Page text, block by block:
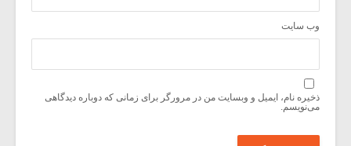
وب‌ سایت
ذخیره نام، ایمیل و وبسایت من در مرورگر برای زمانی که دوباره دیدگاهی
می‌نویسم.